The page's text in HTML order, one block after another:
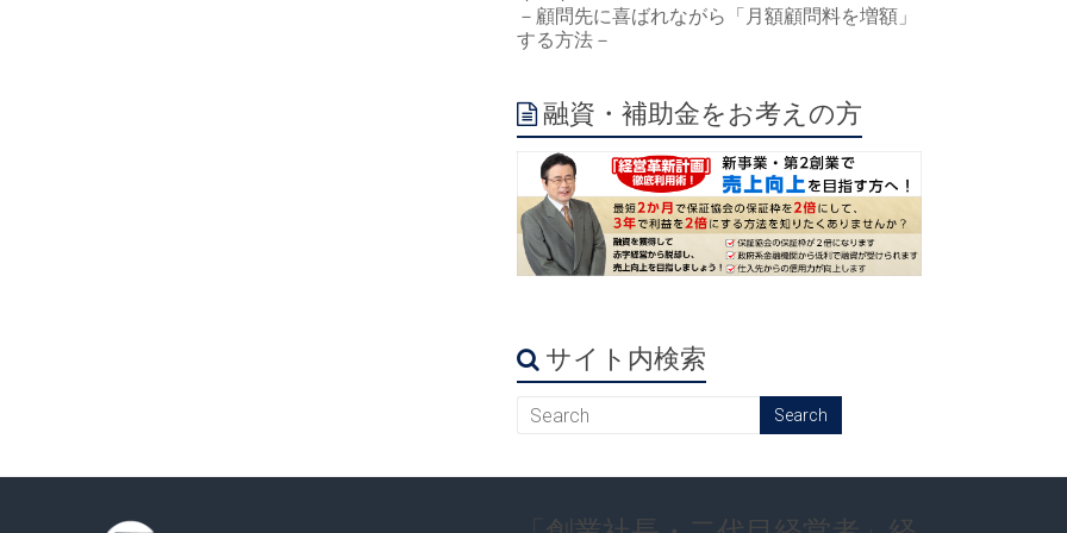
－顧問先に喜ばれながら「月額顧問料を増額」
する方法－
融資・補助金をお考えの方
サイト内検索